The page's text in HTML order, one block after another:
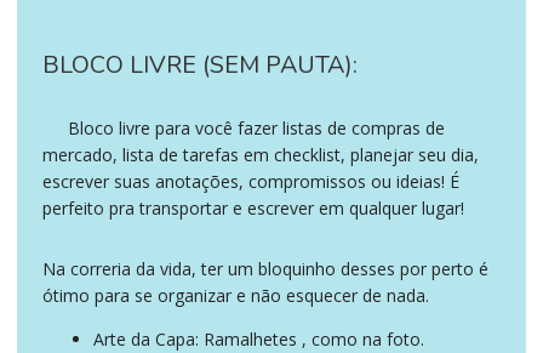
BLOCO LIVRE (SEM PAUTA):
Bloco livre para você fazer listas de compras de
mercado, lista de tarefas em checklist, planejar seu dia,
escrever suas anotações, compromissos ou ideias! É
perfeito pra transportar e escrever em qualquer lugar!
Na correria da vida, ter um bloquinho desses por perto é
ótimo para se organizar e não esquecer de nada.
Arte da Capa: Ramalhetes , como na foto.